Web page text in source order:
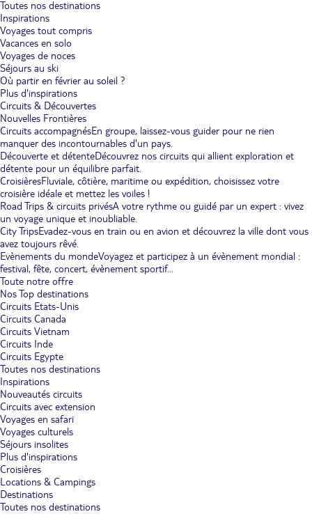
Toutes nos destinations
Inspirations
Voyages tout compris
Vacances en solo
Voyages de noces
Séjours au ski
Où partir en février au soleil ?
Plus d'inspirations
Circuits & Découvertes
Nouvelles Frontières
Circuits accompagnésEn groupe, laissez-vous guider pour ne rien
manquer des incontournables d'un pays.
Découverte et détenteDécouvrez nos circuits qui allient exploration et
détente pour un équilibre parfait.
CroisièresFluviale, côtière, maritime ou expédition, choisissez votre
croisière idéale et mettez les voiles !
Road Trips & circuits privésA votre rythme ou guidé par un expert : vivez
un voyage unique et inoubliable.
City TripsEvadez-vous en train ou en avion et découvrez la ville dont vous
avez toujours rêvé.
Evènements du mondeVoyagez et participez à un évènement mondial :
festival, fête, concert, évènement sportif...
Toute notre offre
Nos Top destinations
Circuits Etats-Unis
Circuits Canada
Circuits Vietnam
Circuits Inde
Circuits Egypte
Toutes nos destinations
Inspirations
Nouveautés circuits
Circuits avec extension
Voyages en safari
Voyages culturels
Séjours insolites
Plus d'inspirations
Croisières
Locations & Campings
Destinations
Toutes nos destinations